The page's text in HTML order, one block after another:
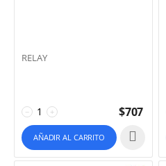
RELAY
+
− $707
AÑADIR AL CARRITO